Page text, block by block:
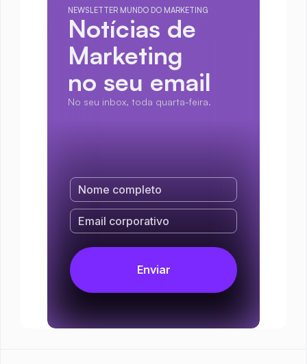
NEWSLETTER MUNDO DO MARKETING
Notícias de
Marketing
no seu email
No seu inbox, toda quarta-feira.